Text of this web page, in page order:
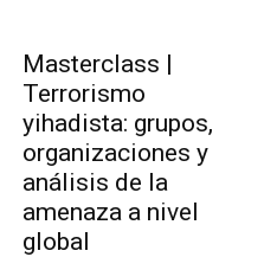
Masterclass |
Terrorismo
yihadista: grupos,
organizaciones y
análisis de la
amenaza a nivel
global